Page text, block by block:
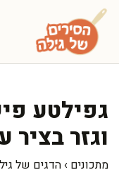
לדלג
לתוכן
גפילטע
וגזר בציר
מתכונים › הדגים של